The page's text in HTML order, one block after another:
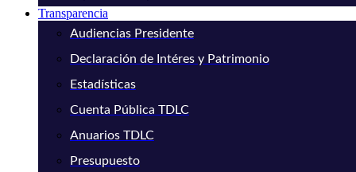
Transparencia
Audiencias Presidente
Declaración de Intéres y Patrimonio
Estadísticas
Cuenta Pública TDLC
Anuarios TDLC
Presupuesto